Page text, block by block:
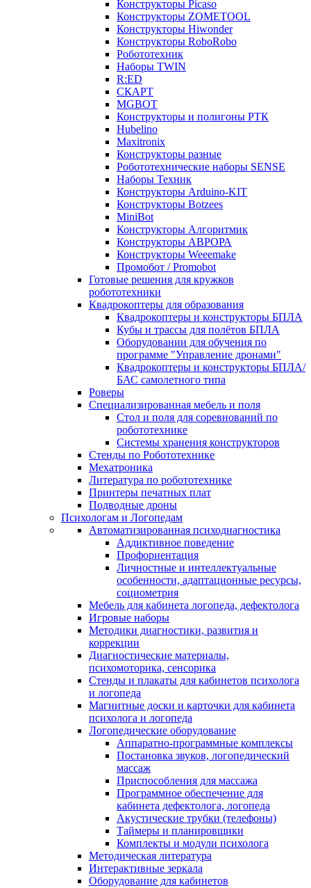
Конструкторы Picaso
Конструкторы ZOMETOOL
Конструкторы Hiwonder
Конструкторы RoboRobo
Робототехник
Наборы TWIN
R:ED
СКАРТ
MGBOT
Конструкторы и полигоны РТК
Hubelino
Maxitronix
Конструкторы разные
Робототехнические наборы SENSE
Наборы Техник
Конструкторы Arduino-KIT
Конструкторы Botzees
MiniBot
Конструкторы Алгоритмик
Конструкторы АВРОРА
Конструкторы Weeemake
Промобот / Promobot
Готовые решения для кружков
робототехники
Квадрокоптеры для образования
Квадрокоптеры и конструкторы БПЛА
Кубы и трассы для полётов БПЛА
Оборудовании для обучения по
программе "Управление дронами"
Квадрокоптеры и конструкторы БПЛА/
БАС самолетного типа
Роверы
Специализированная мебель и поля
Стол и поля для соревнований по
робототехнике
Системы хранения конструкторов
Стенды по Робототехнике
Мехатроника
Литература по робототехнике
Принтеры печатных плат
Подводные дроны
Психологам и Логопедам
Автоматизированная психодиагностика
Аддиктивное поведение
Профориентация
Личностные и интеллектуальные
особенности, адаптационные ресурсы,
социометрия
Мебель для кабинета логопеда, дефектолога
Игровые наборы
Методики диагностики, развития и
коррекции
Диагностические материалы,
психомоторика, сенсорика
Стенды и плакаты для кабинетов психолога
и логопеда
Магнитные доски и карточки для кабинета
психолога и логопеда
Логопедические оборудование
Аппаратно-программные комплексы
Постановка звуков, логопедический
массаж
Приспособления для массажа
Программное обеспечение для
кабинета дефектолога, логопеда
Акустические трубки (телефоны)
Таймеры и планировщики
Комплекты и модули психолога
Методическая литература
Интерактивные зеркала
Оборудование для кабинетов